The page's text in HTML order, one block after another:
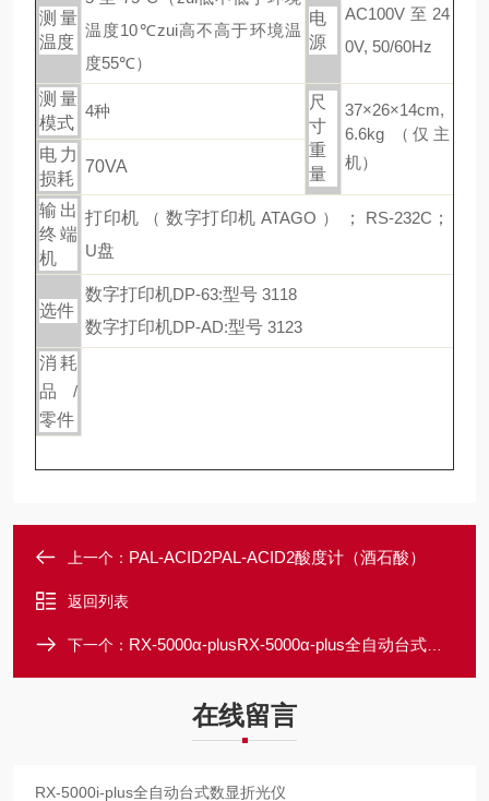
测量
温度
温度10℃zui高不高于环境温
度55℃）
电
源
AC100V 至 24
0V, 50/60Hz
测量
模式
4种
尺
寸
重
量
37×26×14cm,
6.6kg （仅主
机）
电力
损耗
70VA
输出
终端
机
打印机 （ 数字打印机 ATAGO ） ； RS-232C ；
U盘
选件
数字打印机DP-63:型号 3118
数字打印机DP-AD:型号 3123
消耗
品 /
零件
上一个： PAL-ACID2PAL-ACID2酸度计（酒石酸）
返回列表
下一个： RX-5000α-plusRX-5000α-plus全自动台式数显折光仪
在线留言